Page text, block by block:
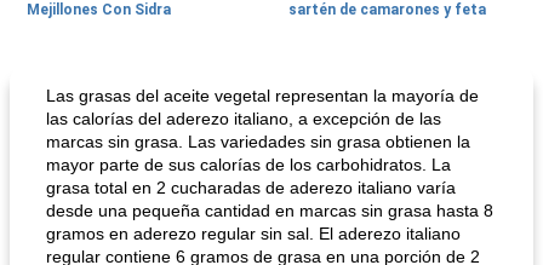
Mejillones Con Sidra sartén de camarones y feta
Las grasas del aceite vegetal representan la mayoría de
las calorías del aderezo italiano, a excepción de las
marcas sin grasa. Las variedades sin grasa obtienen la
mayor parte de sus calorías de los carbohidratos. La
grasa total en 2 cucharadas de aderezo italiano varía
desde una pequeña cantidad en marcas sin grasa hasta 8
gramos en aderezo regular sin sal. El aderezo italiano
regular contiene 6 gramos de grasa en una porción de 2